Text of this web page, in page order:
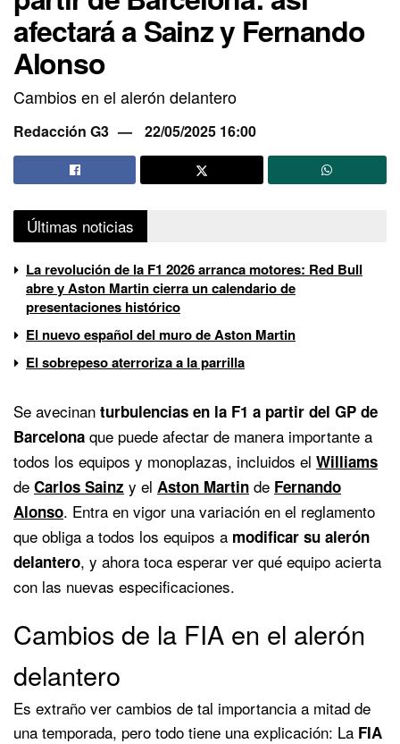
afectará a Sainz y Fernando
Alonso
Cambios en el alerón delantero
Redacción G3 22/05/2025 16:00
Últimas noticias
La revolución de la F1 2026 arranca motores: Red Bull
abre y Aston Martin cierra un calendario de
presentaciones histórico
El nuevo español del muro de Aston Martin
El sobrepeso aterroriza a la parrilla
Se avecinan turbulencias en la F1 a partir del GP de
Barcelona que puede afectar de manera importante a
todos los equipos y monoplazas, incluidos el Williams
de Carlos Sainz y el Aston Martin de Fernando
Alonso. Entra en vigor una variación en el reglamento
que obliga a todos los equipos a modificar su alerón
delantero, y ahora toca esperar ver qué equipo acierta
con las nuevas especificaciones.
Cambios de la FIA en el alerón
delantero
Es extraño ver cambios de tal importancia a mitad de
una temporada, pero todo tiene una explicación: La FIA